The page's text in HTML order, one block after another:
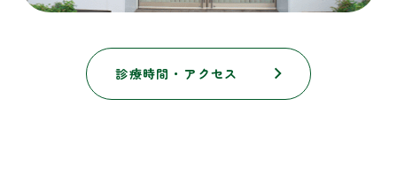
診療時間・アクセス